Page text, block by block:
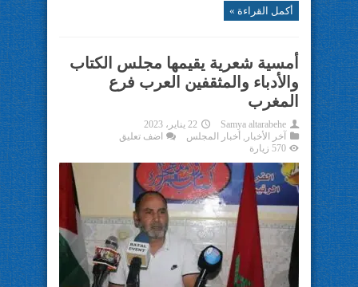
أكمل القراءة »
أمسية شعرية يقيمها مجلس الكتاب
والأدباء والمثقفين العرب فرع
المغرب
Samya altarabehe
22 يناير، 2023
آخر الأخبار , أخبار المجلس
اضف تعليق
570 زيارة